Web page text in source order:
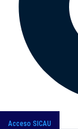
Acceso SICAU